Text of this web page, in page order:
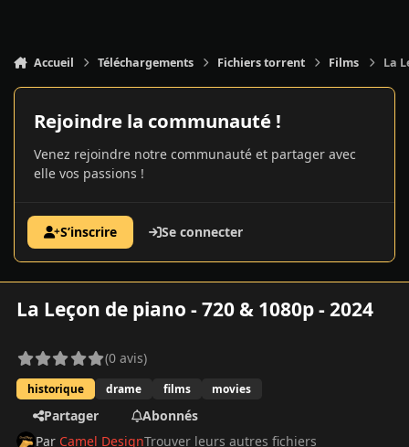
Accueil Téléchargements Fichiers torrent Films La
Rejoindre la communauté !
Venez rejoindre notre communauté et partager avec
elle vos passions !
S’inscrire Se connecter
La Leçon de piano - 720 & 1080p - 2024
(0 avis)
historique drame films movies
Partager
Abonnés
Par Camel DesignTrouver leurs autres fichiers